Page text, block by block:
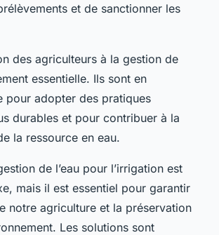
et de sanctionner les
des agriculteurs à la gestion de
essentielle. Ils sont en
pour adopter des pratiques
durables et pour contribuer à la
la ressource en eau.
de l’eau pour l’irrigation est
mais il est essentiel pour garantir
notre agriculture et la préservation
Les solutions sont